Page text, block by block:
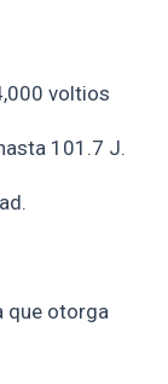
voltios
101.7 J.
que otorga